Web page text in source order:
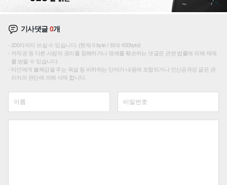
기사댓글0개
200자까지 쓰실 수 있습니다. (현재 0 byte / 최대 400byte)
저작권 등 다른 사람의 권리를 침해하거나 명예를 훼손하는 댓글은 관련 법률에 의해 제재
를 받을 수 있습니다.
타인에게 불쾌감을 주는 욕설 등 비하하는 단어가 내용에 포함되거나 인신공격성 글은 관
리자의 판단에 의해 삭제 합니다.